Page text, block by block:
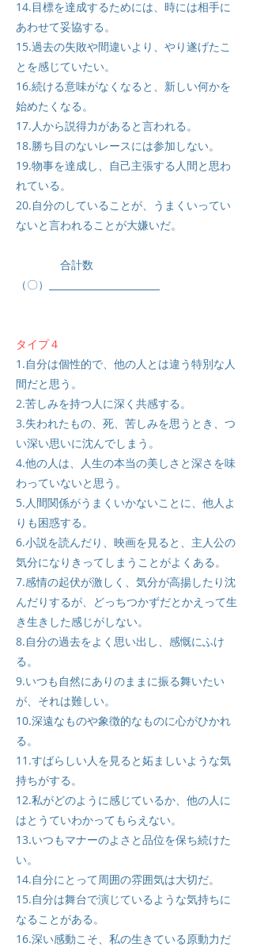
14.目標を達成するためには、時には相手に
あわせて妥協する。
15.過去の失敗や間違いより、やり遂げたこ
とを感じていたい。
16.続ける意味がなくなると、新しい何かを
始めたくなる。
17.人から説得力があると言われる。
18.勝ち目のないレースには参加しない。
19.物事を達成し、自己主張する人間と思わ
れている。
20.自分のしていることが、うまくいってい
ないと言われることが大嫌いだ。
合計数
（〇）
タイプ４
1.自分は個性的で、他の人とは違う特別な人
間だと思う。
2.苦しみを持つ人に深く共感する。
3.失われたもの、死、苦しみを思うとき、つ
い深い思いに沈んでしまう。
4.他の人は、人生の本当の美しさと深さを味
わっていないと思う。
5.人間関係がうまくいかないことに、他人よ
りも困惑する。
6.小説を読んだり、映画を見ると、主人公の
気分になりきってしまうことがよくある。
7.感情の起伏が激しく、気分が高揚したり沈
んだりするが、どっちつかずだとかえって生
き生きした感じがしない。
8.自分の過去をよく思い出し、感慨にふけ
る。
9.いつも自然にありのままに振る舞いたい
が、それは難しい。
10.深遠なものや象徴的なものに心がひかれ
る。
11.すばらしい人を見ると妬ましいような気
持ちがする。
12.私がどのように感じているか、他の人に
はとうていわかってもらえない。
13.いつもマナーのよさと品位を保ち続けた
い。
14.自分にとって周囲の雰囲気は大切だ。
15.自分は舞台で演じているような気持ちに
なることがある。
16.深い感動こそ、私の生きている原動力だ